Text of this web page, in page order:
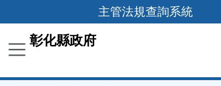
到
要
容
主管法規查詢系統
彰化縣政府